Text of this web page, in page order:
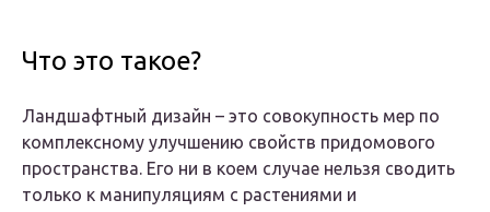
Что это такое?
Ландшафтный дизайн – это совокупность мер по
комплексному улучшению свойств придомового
пространства. Его ни в коем случае нельзя сводить
только к манипуляциям с растениями и